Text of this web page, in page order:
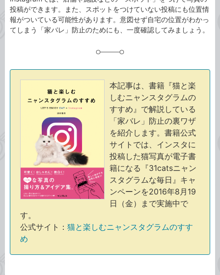
投稿ができます。また、スポットをつけていない投稿にも位置情
報がついている可能性があります。意図せず自宅の位置がわかっ
てしまう「家バレ」防止のためにも、一度確認してみましょう。
本記事は、書籍『猫と楽
しむニャンスタグラムの
すすめ』で解説している
「家バレ」防止の裏ワザ
を紹介します。書籍公式
サイトでは、インスタに
投稿した猫写真が電子書
籍になる『31catsニャン
スタグラムな毎日』キャ
ンペーンを2016年8月19
日（金）まで実施中で
す。
公式サイト： 猫と楽しむニャンスタグラムのすす
め